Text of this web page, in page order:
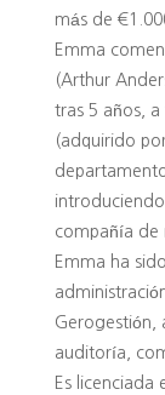
más de
Emma
(Arthur
tras 5 años,
(adquirido
compañía de
Emma ha
Gerogestión,
auditoría,
Es licenciada